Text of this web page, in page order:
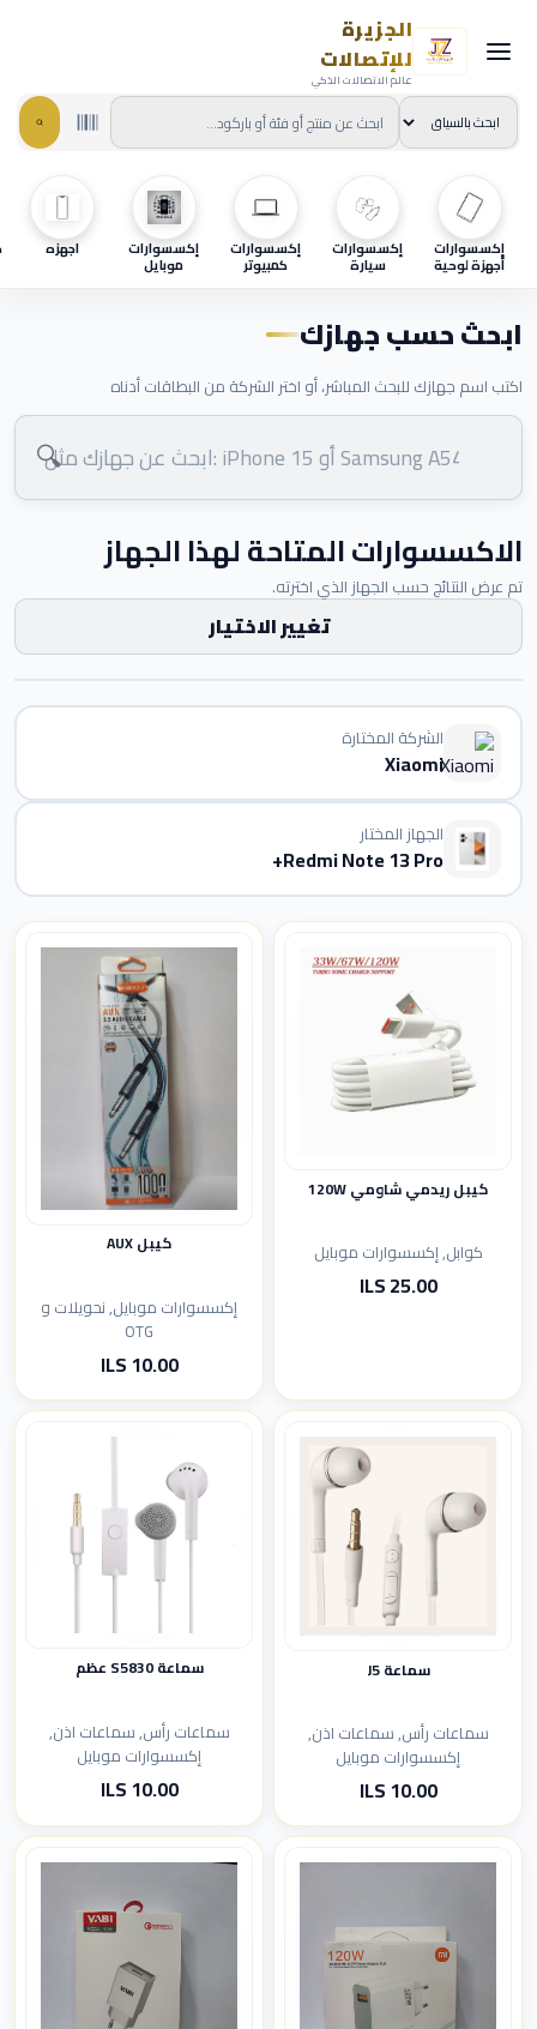
الجزيرة
للإتصالات
عالم الاتصالات الذكي
إكسسوارات
أجهزة لوحية
إكسسوارات
سيارة
إكسسوارات
كمبيوتر
إكسسوارات
موبايل
اجهزه
ابحث حسب جهازك
اكتب اسم جهازك للبحث المباشر، أو اختر الشركة من البطاقات أدناه
🔍
الاكسسوارات المتاحة لهذا الجهاز
تم عرض النتائج حسب الجهاز الذي اخترته.
تغيير الاختيار
الشركة المختارة
Xiaomi
الجهاز المختار
Redmi Note 13 Pro+
كيبل ريدمي شاومي 120W
كوابل, إكسسوارات موبايل
25.00 ILS
كيبل AUX
إكسسوارات موبايل, نحويلات و
OTG
10.00 ILS
سماعة J5
سماعات رأس, سماعات اذن,
إكسسوارات موبايل
10.00 ILS
سماعة S5830 عظم
سماعات رأس, سماعات اذن,
إكسسوارات موبايل
10.00 ILS